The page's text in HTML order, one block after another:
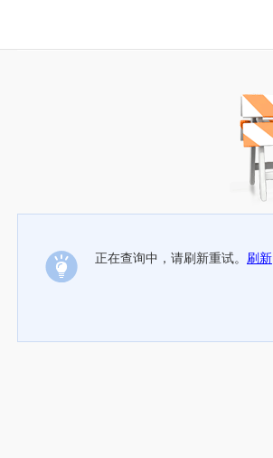
正在查询中，请刷新重试。 刷新